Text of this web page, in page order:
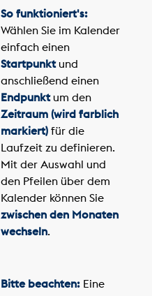
So funktioniert's:
Wählen Sie im Kalender
einfach einen
Startpunktund
anschließend einen
Endpunktum den
Zeitraum (wird farblich
markiert)für die
Laufzeit zu definieren.
Mit der Auswahl und
den Pfeilen über dem
Kalender können Sie
zwischen den Monaten
wechseln.
Bitte beachten:Eine